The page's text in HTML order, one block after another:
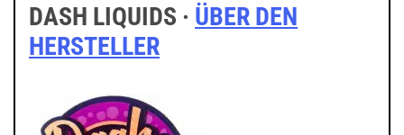
DASH LIQUIDS · ÜBER DEN
HERSTELLER